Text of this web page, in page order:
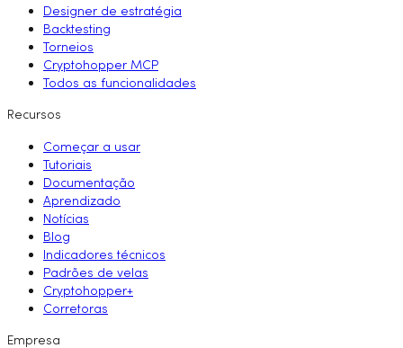
Designer de estratégia
Backtesting
Torneios
Cryptohopper MCP
Todos as funcionalidades
Recursos
Começar a usar
Tutoriais
Documentação
Aprendizado
Notícias
Blog
Indicadores técnicos
Padrões de velas
Cryptohopper+
Corretoras
Empresa